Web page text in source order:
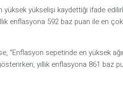
yüksek yükselişi kaydettiği ifade
enflasyona 592 baz puan ile en
“Enflasyon sepetinde en yüksek
yıllık enflasyona 861 baz